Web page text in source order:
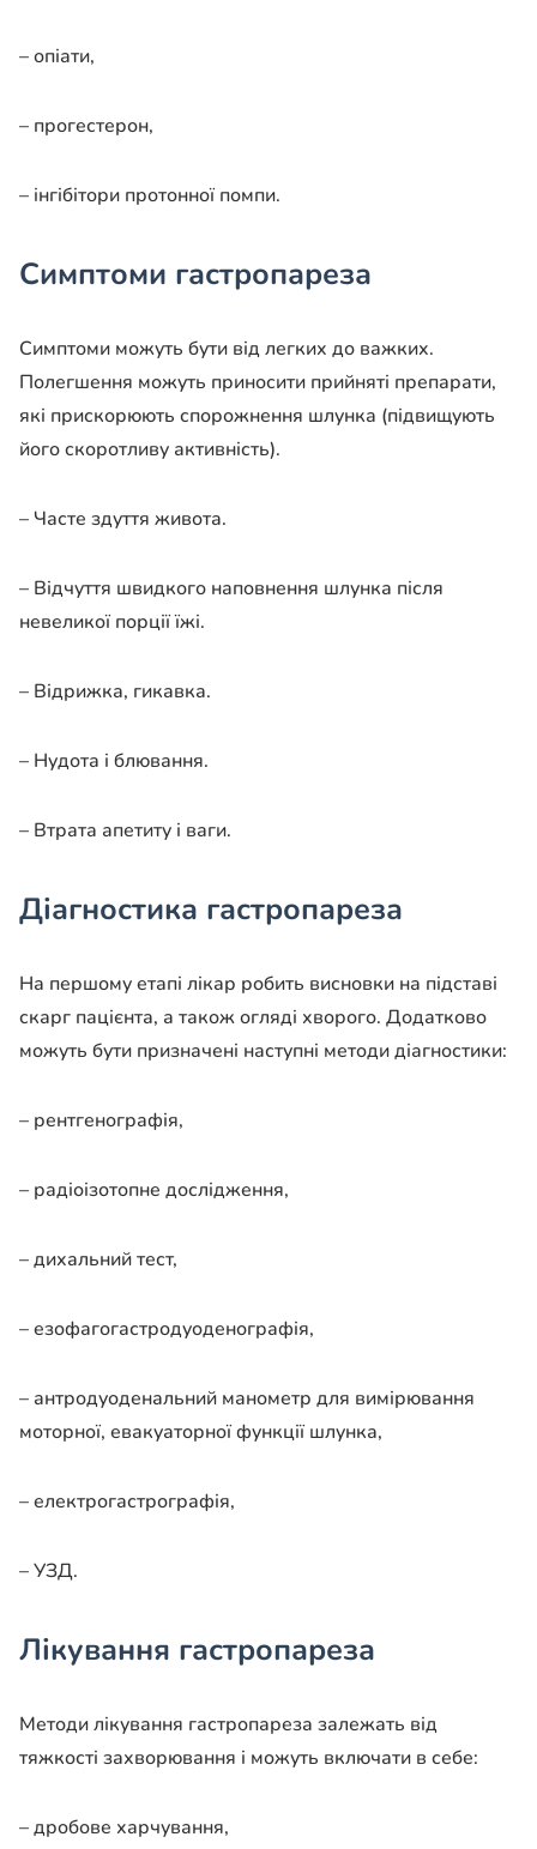
– опіати,
– прогестерон,
– інгібітори протонної помпи.
Симптоми гастропареза
Симптоми можуть бути від легких до важких.
Полегшення можуть приносити прийняті препарати,
які прискорюють спорожнення шлунка (підвищують
його скоротливу активність).
– Часте здуття живота.
– Відчуття швидкого наповнення шлунка після
невеликої порції їжі.
– Відрижка, гикавка.
– Нудота і блювання.
– Втрата апетиту і ваги.
Діагностика гастропареза
На першому етапі лікар робить висновки на підставі
скарг пацієнта, а також огляді хворого. Додатково
можуть бути призначені наступні методи діагностики:
– рентгенографія,
– радіоізотопне дослідження,
– дихальний тест,
– езофагогастродуоденографія,
– антродуоденальний манометр для вимірювання
моторної, евакуаторної функції шлунка,
– електрогастрографія,
– УЗД.
Лікування гастропареза
Методи лікування гастропареза залежать від
тяжкості захворювання і можуть включати в себе:
– дробове харчування,